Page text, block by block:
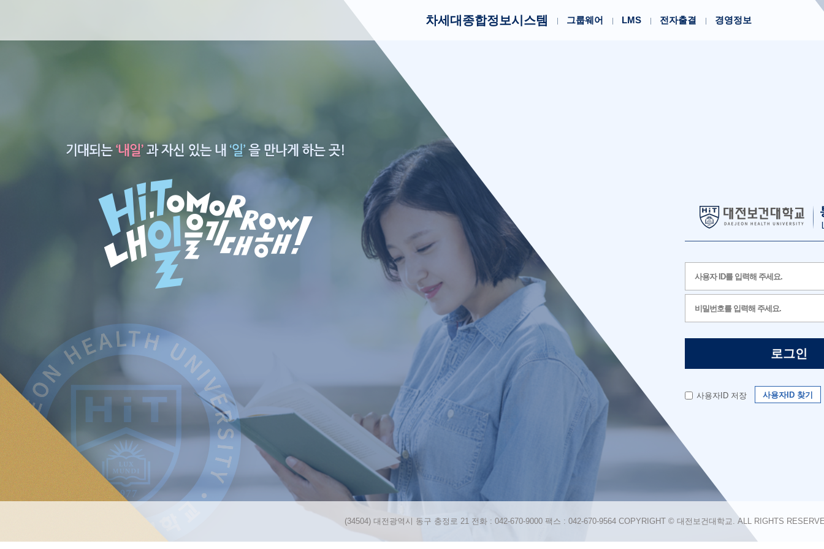
차세대종합정보시스템 그룹웨어 LMS 전자출결 경영정보
로그인
사용자ID 저장 사용자ID 찾기
(34504) 대전광역시 동구 충정로 21 전화 : 042-670-9000 팩스 : 042-670-9564 COPYRIGHT © 대전보건대학교. ALL RIGHTS